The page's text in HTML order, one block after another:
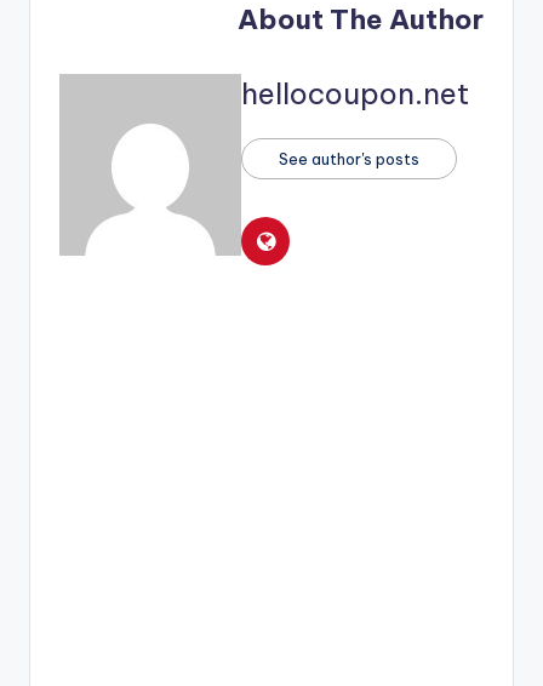
About The Author
hellocoupon.net
See author's posts